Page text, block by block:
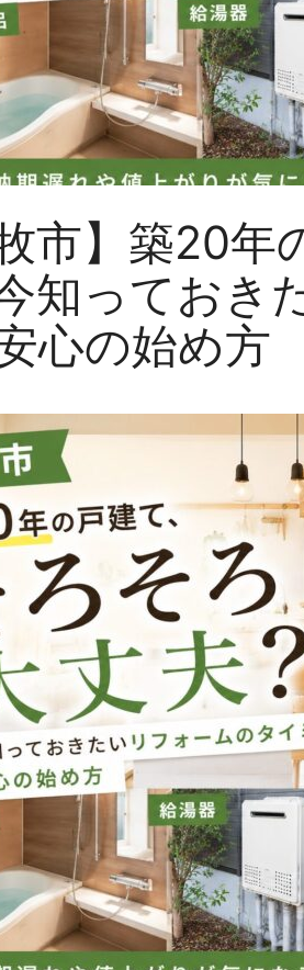
牧市】築20
知っておき
心の始め方